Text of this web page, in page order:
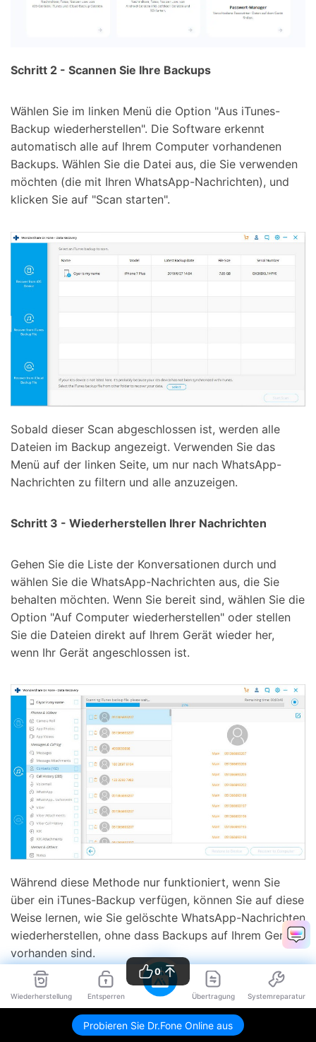
Wiederherstellung Entsperren Übertragung Systemreparatur
Probieren Sie Dr.Fone Online aus
Schritt 2 - Scannen Sie Ihre Backups
Wählen Sie im linken Menü die Option "Aus iTunes-
Backup wiederherstellen". Die Software erkennt
automatisch alle auf Ihrem Computer vorhandenen
Backups. Wählen Sie die Datei aus, die Sie verwenden
möchten (die mit Ihren WhatsApp-Nachrichten), und
klicken Sie auf "Scan starten".
Sobald dieser Scan abgeschlossen ist, werden alle
Dateien im Backup angezeigt. Verwenden Sie das
Menü auf der linken Seite, um nur nach WhatsApp-
Nachrichten zu filtern und alle anzuzeigen.
Schritt 3 - Wiederherstellen Ihrer Nachrichten
Gehen Sie die Liste der Konversationen durch und
wählen Sie die WhatsApp-Nachrichten aus, die Sie
behalten möchten. Wenn Sie bereit sind, wählen Sie die
Option "Auf Computer wiederherstellen" oder stellen
Sie die Dateien direkt auf Ihrem Gerät wieder her,
wenn Ihr Gerät angeschlossen ist.
Während diese Methode nur funktioniert, wenn Sie
über ein iTunes-Backup verfügen, können Sie auf diese
Weise lernen, wie Sie gelöschte WhatsApp-Nachrichten
wiederherstellen, ohne dass Backups auf Ihrem Gerät
vorhanden sind.
0